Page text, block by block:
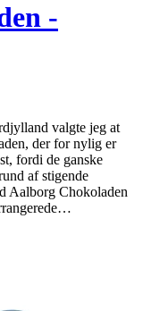
-
valgte jeg at
der for nylig er
fordi de ganske
af stigende
Aalborg Chokoladen